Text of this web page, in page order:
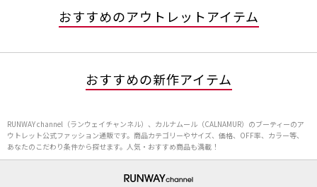
おすすめのアウトレットアイテム
おすすめの新作アイテム
RUNWAY channel（ランウェイチャンネル）、カルナムール（CALNAMUR）のブーティーのア
ウトレット公式ファッション通販です。商品カテゴリーやサイズ、価格、OFF率、カラー等、
あなたのこだわり条件から探せます。人気・おすすめ商品も満載！